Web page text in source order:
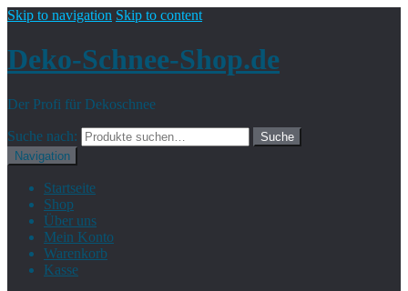
Skip to navigation Skip to content
Deko-Schnee-Shop.de
Der Profi für Dekoschnee
Suche nach:
Suche
Navigation
Startseite
Shop
Über uns
Mein Konto
Warenkorb
Kasse